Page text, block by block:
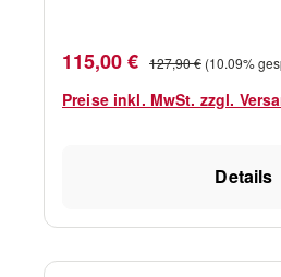
120 mA 12/24V
Verkaufspreis:
115,00 € Regulärer Preis:
127,90 € (10.09%
Preise inkl. MwSt. zzgl.
Details